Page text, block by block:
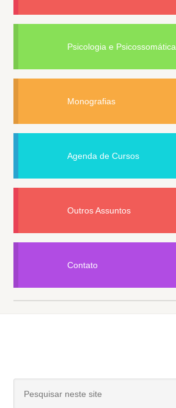
Psicologia e Psicossomática
Monografias
Agenda de Cursos
Outros Assuntos
Contato